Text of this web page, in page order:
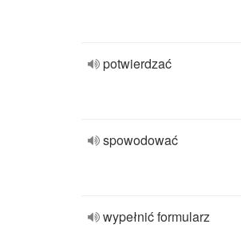
potwierdzać
spowodować
wypełnić formularz